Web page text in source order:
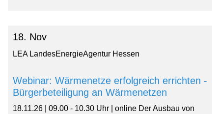
18. Nov
LEA LandesEnergieAgentur Hessen
Webinar: Wärmenetze erfolgreich errichten -
Bürgerbeteiligung an Wärmenetzen
18.11.26 | 09.00 - 10.30 Uhr | online Der Ausbau von